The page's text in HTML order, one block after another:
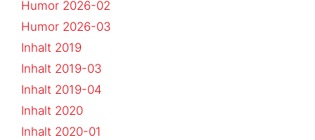
Humor 2026-02
Humor 2026-03
Inhalt 2019
Inhalt 2019-03
Inhalt 2019-04
Inhalt 2020
Inhalt 2020-01